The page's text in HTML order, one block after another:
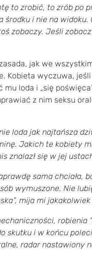
to zrobić, to zrób po
i nie na
zobaczy. Jeśli
jak we
Kobieta wyczuwa,
loda i „się
z nim seksu
loda jak najtańsza
Jakich te kobiety
znalazł się w jej
sama chciała,
wymuszone. Nie
mija mi
robienia
skutku i w końcu
radar nastawiony